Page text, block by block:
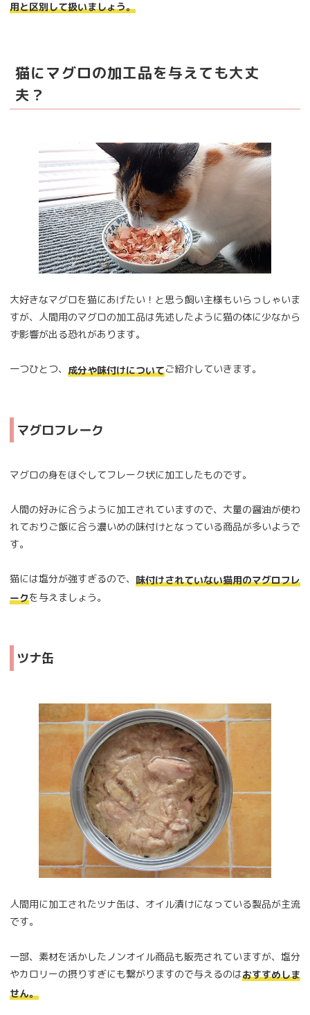
用と区別して扱いましょう。
猫にマグロの加工品を与えても大丈
夫？
大好きなマグロを猫にあげたい！と思う飼い主様もいらっしゃいま
すが、人間用のマグロの加工品は先述したように猫の体に少なから
ず影響が出る恐れがあります。
一つひとつ、 成分や味付けについてご紹介していきます。
マグロフレーク
マグロの身をほぐしてフレーク状に加工したものです。
人間の好みに合うように加工されていますので、大量の醤油が使わ
れておりご飯に合う濃いめの味付けとなっている商品が多いようで
す。
猫には塩分が強すぎるので、 味付けされていない猫用のマグロフレ
ークを与えましょう。
ツナ缶
人間用に加工されたツナ缶は、オイル漬けになっている製品が主流
です。
一部、素材を活かしたノンオイル商品も販売されていますが、塩分
やカロリーの摂りすぎにも繋がりますので与えるのはおすすめしま
せん。